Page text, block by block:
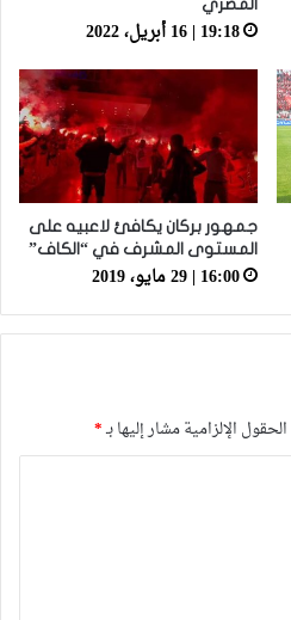
المصري
19:18 | 16 أبريل، 2022
جمهور بركان يكافئ لاعبيه على
المستوى المشرف في “الكاف”
16:00 | 29 مايو، 2019
الحقول الإلزامية مشار إليها بـ*